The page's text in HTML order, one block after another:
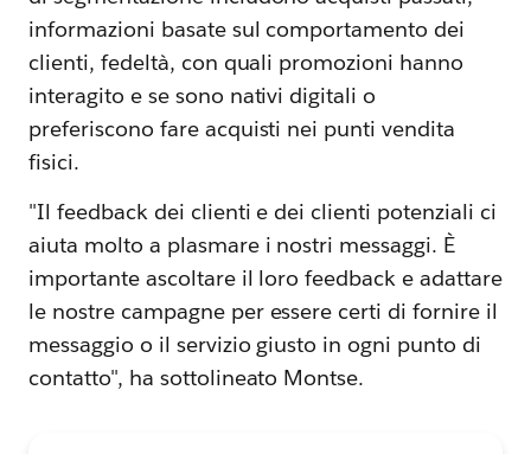
informazioni basate sul comportamento dei
clienti, fedeltà, con quali promozioni hanno
interagito e se sono nativi digitali o
preferiscono fare acquisti nei punti vendita
fisici.
"Il feedback dei clienti e dei clienti potenziali ci
aiuta molto a plasmare i nostri messaggi. È
importante ascoltare il loro feedback e adattare
le nostre campagne per essere certi di fornire il
messaggio o il servizio giusto in ogni punto di
contatto", ha sottolineato Montse.